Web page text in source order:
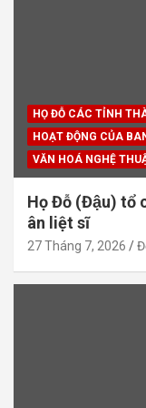
HỌ ĐỖ CÁC TỈNH
HOẠT ĐỘNG CỦA
VĂN HOÁ NGHỆ
Họ Đỗ (Đậu) tổ
ân liệt sĩ
27 Tháng 7, 2026